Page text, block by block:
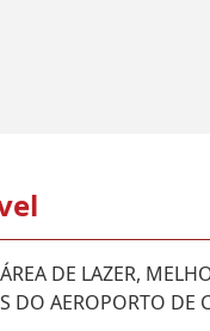
DE LAZER,
DO AEROPORTO DE